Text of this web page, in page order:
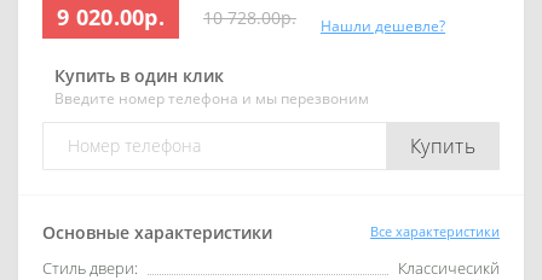
9 020.00р. 10 728.00р. Нашли дешевле?
Купить в один клик
Введите номер телефона и мы перезвоним
Купить
Основные характеристики Все характеристики
Стиль двери:
Классичесикй